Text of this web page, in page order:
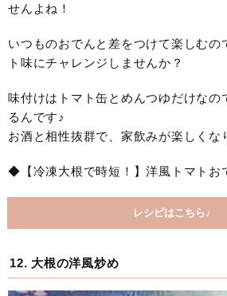
せんよね！
いつものおでんと差をつけて楽しむの
ト味にチャレンジしませんか？
味付けはトマト缶とめんつゆだけなの
るんです♪
お酒と相性抜群で、家飲みが楽しくな
◆【冷凍大根で時短！】洋風トマトお
レシピはこちら♪
12. 大根の洋風炒め